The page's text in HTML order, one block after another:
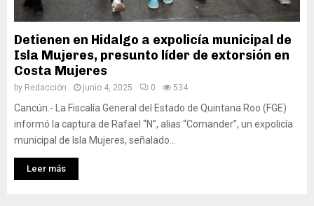
Detienen en Hidalgo a expolicía municipal de
Isla Mujeres, presunto líder de extorsión en
Costa Mujeres
by Redacción junio 4, 2025 0 534
Cancún.- La Fiscalía General del Estado de Quintana Roo (FGE)
informó la captura de Rafael “N”, alias “Comander”, un expolicía
municipal de Isla Mujeres, señalado...
Leer más